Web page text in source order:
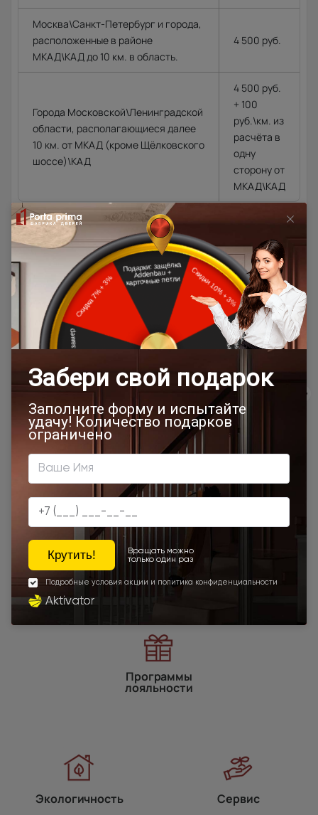
Москва\Санкт-Петербург и города,
расположенные в районе
МКАД\КАД до 10 км. в область.
4 500 руб.
Города Московской\Ленинградской
области, располагающиеся далее
10 км. от МКАД (кроме Щёлковского
шоссе)\КАД
4 500 руб.
+ 100
руб.\км. из
расчёта в
одну
сторону от
МКАД\КАД
Доставка в регионы осуществляется по тарифам нашего
дилера в данном регионе или, при заказе через запрос с
сайта, отдельно рассчитывается менеджером интернет-
магазина.
Подробная информация о доставке
Товар относится к категориям:
Стильные современные межкомнатные двери
600x2000
700x1900
900x2000
800х1950 800x2000 900x2200 1000x2100
700x2200 Двери межкомнатные 1000х2000 мм
900x1900 800x2100 900x2300 900x2400
1200x2000 Шампань
Высота 190
Наши преимущества
Программы
лояльности
Экологичность Сервис